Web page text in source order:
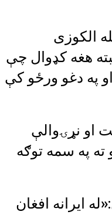
الکوزی
هغه کډوال چې
په دغو ورځو کې
او نړۍوالې
ته په سمه توګه
ایرانه افغان